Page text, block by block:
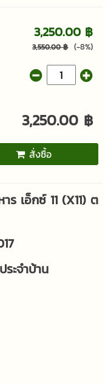
3,250.00 ฿
3,550.00 ฿ (-8%)
3,250.00 ฿
สั่งซื้อ
เอ็กซ์ 11 (X11) ต
ะจำบ้าน